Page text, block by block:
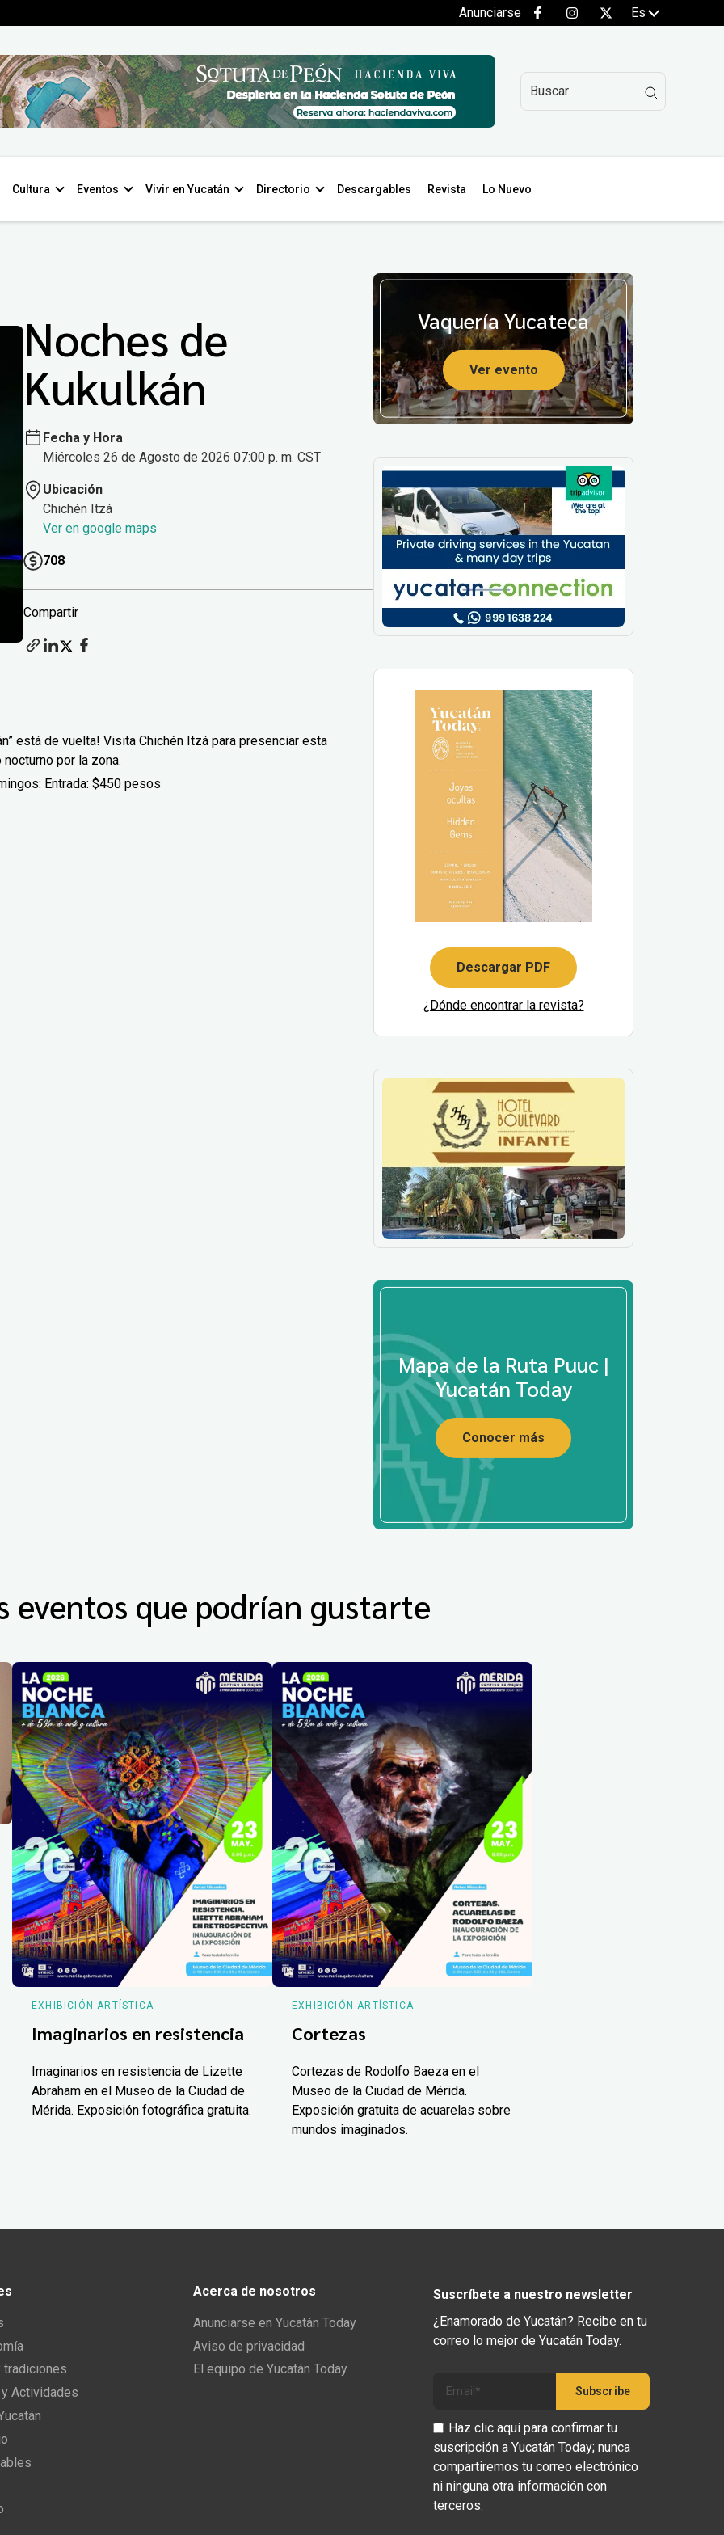
Anunciarse Es
Cultura Eventos Vivir en Yucatán Directorio Descargables Revista Lo Nuevo
Noches de
Kukulkán
Fecha y Hora
Miércoles 26 de Agosto de 2026 07:00 p. m. CST
Ubicación
Chichén Itzá
Ver en google maps
708
Compartir
está de vuelta! Visita Chichén Itzá para presenciar esta
por la zona.
Entrada: $450 pesos
Vaquería Yucateca
Ver evento
Descargar PDF
¿Dónde encontrar la revista?
Mapa de la Ruta Puuc |
Yucatán Today
Conocer más
eventos que podrían gustarte
EXHIBICIÓN ARTÍSTICA
Imaginarios en resistencia
Imaginarios en resistencia de Lizette
Abraham en el Museo de la Ciudad de
Mérida. Exposición fotográfica gratuita.
EXHIBICIÓN ARTÍSTICA
Cortezas
Cortezas de Rodolfo Baeza en el
Museo de la Ciudad de Mérida.
Exposición gratuita de acuarelas sobre
mundos imaginados.
tradiciones
Actividades
Acerca de nosotros
Anunciarse en Yucatán Today
Aviso de privacidad
El equipo de Yucatán Today
Suscríbete a nuestro newsletter
¿Enamorado de Yucatán? Recibe en tu
correo lo mejor de Yucatán Today.
Haz clic aquí para confirmar tu
suscripción a Yucatán Today; nunca
compartiremos tu correo electrónico
ni ninguna otra información con
terceros.